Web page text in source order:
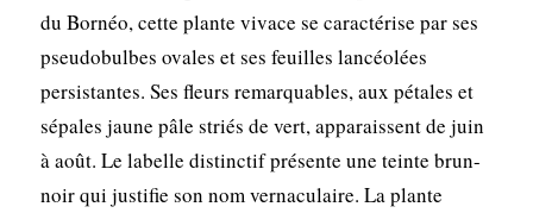
du Bornéo, cette plante vivace se caractérise par ses
pseudobulbes ovales et ses feuilles lancéolées
persistantes. Ses fleurs remarquables, aux pétales et
sépales jaune pâle striés de vert, apparaissent de juin
à août. Le labelle distinctif présente une teinte brun-
noir qui justifie son nom vernaculaire. La plante